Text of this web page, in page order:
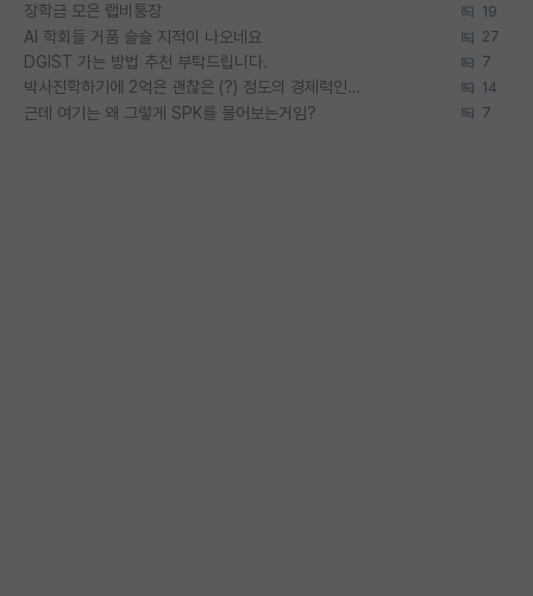
장학금 모은 랩비통장 19
AI 학회들 거품 슬슬 지적이 나오네요 27
DGIST 가는 방법 추천 부탁드립니다. 7
박사진학하기에 2억은 괜찮은 (?) 정도의 경제력인가요 14
근데 여기는 왜 그렇게 SPK를 물어보는거임? 7